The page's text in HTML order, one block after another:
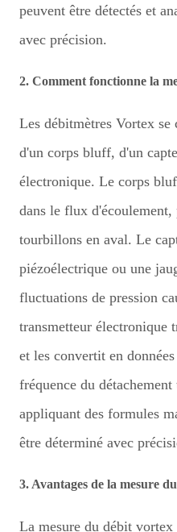
peuvent être détectés et
avec précision.
2. Comment fonctionne la
Les débitmètres Vortex se
d'un corps bluff, d'un
électronique. Le corps
dans le flux
tourbillons en aval. Le
piézoélectrique ou une
fluctuations de pression
transmetteur électronique
et les convertit en
fréquence du
appliquant des formules
être déterminé avec
3. Avantages de la mesure
La mesure du débit